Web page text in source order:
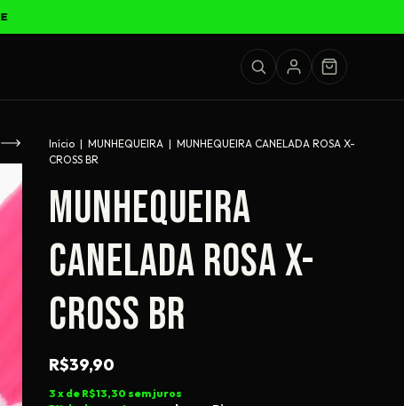
Início | MUNHEQUEIRA | MUNHEQUEIRA CANELADA ROSA X-
CROSS BR
MUNHEQUEIRA
CANELADA ROSA X-
CROSS BR
R$39,90
3 x de R$13,30 sem juros